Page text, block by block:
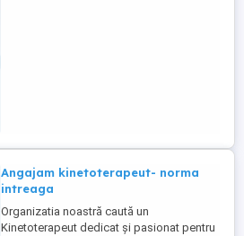
Angajam kinetoterapeut- norma
intreaga
Organizatia noastră caută un
Kinetoterapeut dedicat și pasionat pentru